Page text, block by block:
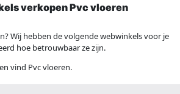
verkopen Pvc vloeren
Wij hebben de volgende webwinkels voor je
hoe betrouwbaar ze zijn.
vind Pvc vloeren.